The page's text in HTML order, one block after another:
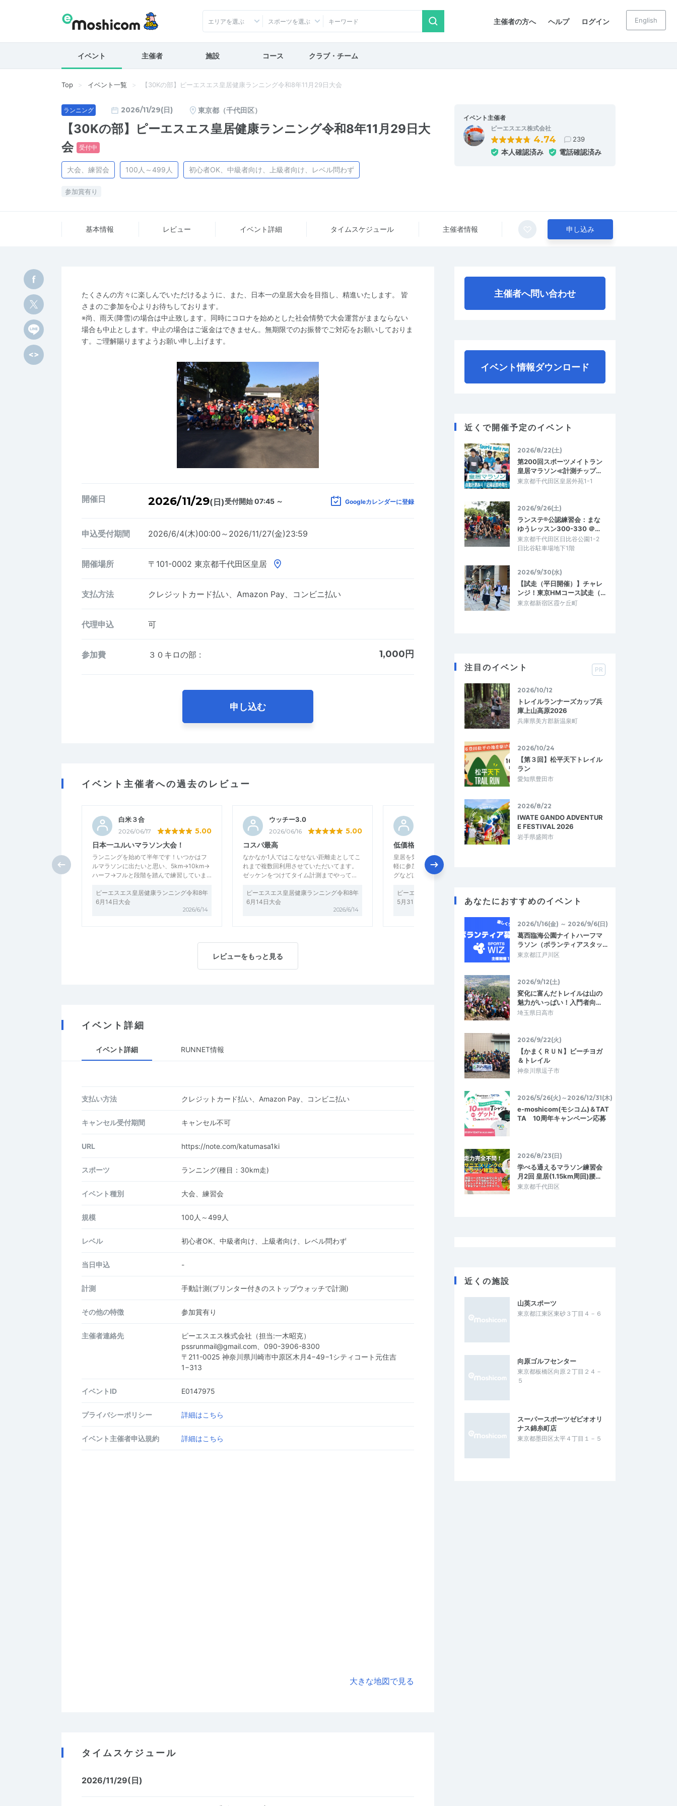
主催者の方へ ヘルプ ログイン
エリアを選ぶ スポーツを選ぶ English
イベント 主催者 施設 コース クラブ・チーム
Top イベント一覧 【30Kの部】ピーエスエス皇居健康ランニング令和8年11月29日大会
ランニング 2026/11/29(日) 東京都（千代田区）
【30Kの部】ピーエスエス皇居健康ランニング令和8年11月29日大
会
受付中
大会、練習会 100人～499人 初心者OK、中級者向け、上級者向け、レベル問わず
参加賞有り
イベント主催者
ピーエスエス株式会社
4.74 239
本人確認済み 電話確認済み
基本情報 レビュー イベント詳細 タイム スケジュール 主催者情報 申し込み
たくさんの方々に楽しんでいただけるように、また、日本一の皇居大会を目指し、精進いたします。 皆
さまのご参加を心よりお待ちしております。
※尚、雨天(降雪)の場合は中止致します。同時にコロナを始めとした社会情勢で大会運営がままならない
場合も中止とします。中止の場合はご返金はできません。無期限でのお振替でご対応をお願いしておりま
す。ご理解賜りますようお願い申し上げます。
開催日 2026/11/29(日)受付開始 07:45 ～ Googleカレンダーに登録
申込受付期間 2026/6/4(木)00:00～2026/11/27(金)23:59
開催場所 〒101-0002 東京都千代田区皇居
支払方法 クレジットカード払い、Amazon Pay、コンビニ払い
代理申込 可
参加費 ３０キロの部 : 1,000円
申し込む
イベント主催者への過去のレビュー
白米３合
2026/06/17 5.00
日本一ユルいマラソン大会！
ランニングを始めて半年です！いつかはフ
ルマラソンに出たいと思い、5km→10km→
ハーフ→フルと段階を踏んで練習していま…
ピーエスエス皇居健康ランニング令和8年
6月14日大会
2026/6/14
ウッチー3.0
2026/06/16 5.00
コスパ最高
なかなか1人ではこなせない距離走としてこ
れまで複数回利用させていただいてます。
ゼッケンをつけてタイム計測までやって…
ピーエスエス皇居健康ランニング令和8年
6月14日大会
2026/6/14
5.00
低価格に大満足です
皇居を気持ちよく走れました。低価格で気
軽に参加できたことに大満足です。計測タ
グなどはありませんが、なくて充分です…
ピーエスエス皇居健康ランニング令和8年
5月31日大会
KAZU・OSAKA
2026/04/22
4月18日大会
レビューをもっと見る
イベント詳細
イベント詳細 RUNNET情報
支払い方法 クレジットカード払い、Amazon Pay、コンビニ払い
キャンセル受付期間 キャンセル不可
URL https://note.com/katumasa1ki
スポーツ ランニング(種目：30km走)
イベント種別 大会、練習会
規模 100人～499人
レベル 初心者OK、中級者向け、上級者向け、レベル問わず
当日申込 -
計測 手動計測(プリンター付きのストップウォッチで計測)
その他の特徴 参加賞有り
主催者連絡先
ピーエスエス株式会社（担当:一木昭克）
pssrunmail@gmail.com、090-3906-8300
〒211-0025 神奈川県川崎市中原区木月4−49−1シティコート元住吉
1−313
イベントID E0147975
プライバシーポリシー 詳細はこちら
イベント主催者申込規約 詳細はこちら
大きな地図で見る
タイムスケジュール
2026/11/29(日)
主催者へ問い合わせ
イベント情報ダウンロード
近くで開催予定のイベント
2026/8/22(土)
第200回スポーツメイトラン
皇居マラソン≪計測チップ…
東京都千代田区皇居外苑1-1
2026/9/26(土)
ランステ®公認練習会：まな
ゆうレッスン300-330 ＠…
東京都千代田区日比谷公園1-2
日比谷駐車場地下1階
2026/9/30(水)
【試走（平日開催）】チャレ
ンジ！東京HMコース試走（…
東京都新宿区霞ケ丘町
注目のイベント PR
2026/10/12
トレイルランナーズカップ兵
庫上山高原2026
兵庫県美方郡新温泉町
2026/10/24
【第３回】松平天下トレイル
ラン
愛知県豊田市
2026/8/22
IWATE GANDO ADVENTUR
E FESTIVAL 2026
岩手県盛岡市
あなたにおすすめのイベント
2026/1/16(金) ～ 2026/9/6(日)
葛西臨海公園ナイトハーフマ
ラソン（ボランティアスタッ…
東京都江戸川区
2026/9/12(土)
変化に富んだトレイルは山の
魅力がいっぱい！入門者向…
埼玉県日高市
2026/9/22(火)
【かまくＲＵＮ】ビーチヨガ
＆トレイル
神奈川県逗子市
2026/5/26(火)～2026/12/31(木)
e-moshicom(モシコム)＆TAT
TA 10周年キャンペーン応募
2026/8/23(日)
学べる通えるマラソン練習会
月2回 皇居(1.15km周回)腰…
東京都千代田区
近くの施設
山英スポーツ
東京都江東区東砂３丁目４－６
向原ゴルフセンター
東京都板橋区向原２丁目２４－
５
スーパースポーツゼビオオリ
ナス錦糸町店
東京都墨田区太平４丁目１－５